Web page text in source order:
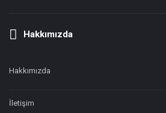
Hakkımızda
Hakkımızda
İletişim